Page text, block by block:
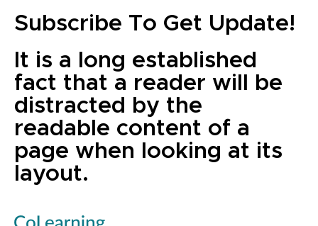
Subscribe To Get Update!
It is a long established
fact that a reader will be
distracted by the
readable content of a
page when looking at its
layout.